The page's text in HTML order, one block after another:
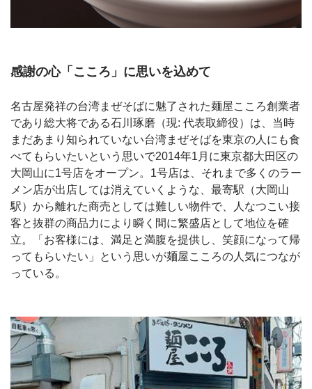
感謝の心「こころ」に思いを込めて
名古屋発祥の台湾まぜそばに魅了された麺屋こころ創業者
であり総大将である石川琢磨（現: 代表取締役）は、当時
まだあまり知られていない台湾まぜそばを東京の人にも食
べてもらいたいという思いで2014年1月に東京都大田区の
大岡山に1号店をオープン。1号店は、それまで多くのラー
メン店が出店しては消えていくような、最寄駅（大岡山
駅）から離れた商売としては難しい物件で、人なつこい接
客と抜群の商品力により瞬く間に繁盛店として地位を確
立。「お客様には、満足と満腹を提供し、笑顔になって帰
ってもらいたい」という思いが麺屋こころの人気につなが
っている。